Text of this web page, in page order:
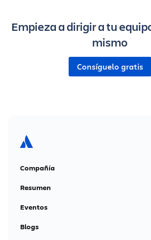
Empieza a dirigir a tu
mismo
Consíguelo gratis
Compañía
Resumen
Eventos
Blogs